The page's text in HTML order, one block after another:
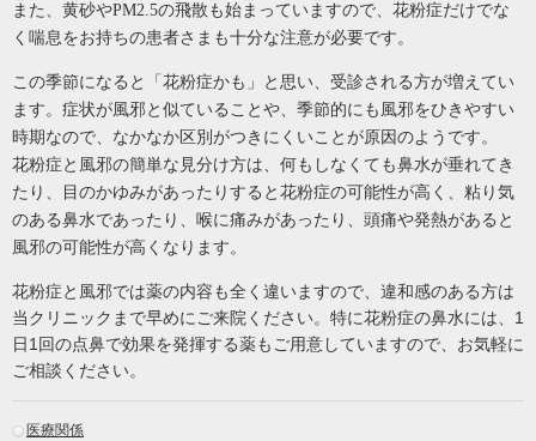
また、黄砂やPM2.5の飛散も始まっていますので、花粉症だけでな
く喘息をお持ちの患者さまも十分な注意が必要です。
この季節になると「花粉症かも」と思い、受診される方が増えてい
ます。症状が風邪と似ていることや、季節的にも風邪をひきやすい
時期なので、なかなか区別がつきにくいことが原因のようです。
花粉症と風邪の簡単な見分け方は、何もしなくても鼻水が垂れてき
たり、目のかゆみがあったりすると花粉症の可能性が高く、粘り気
のある鼻水であったり、喉に痛みがあったり、頭痛や発熱があると
風邪の可能性が高くなります。
花粉症と風邪では薬の内容も全く違いますので、違和感のある方は
当クリニックまで早めにご来院ください。特に花粉症の鼻水には、1
日1回の点鼻で効果を発揮する薬もご用意していますので、お気軽に
ご相談ください。
医療関係